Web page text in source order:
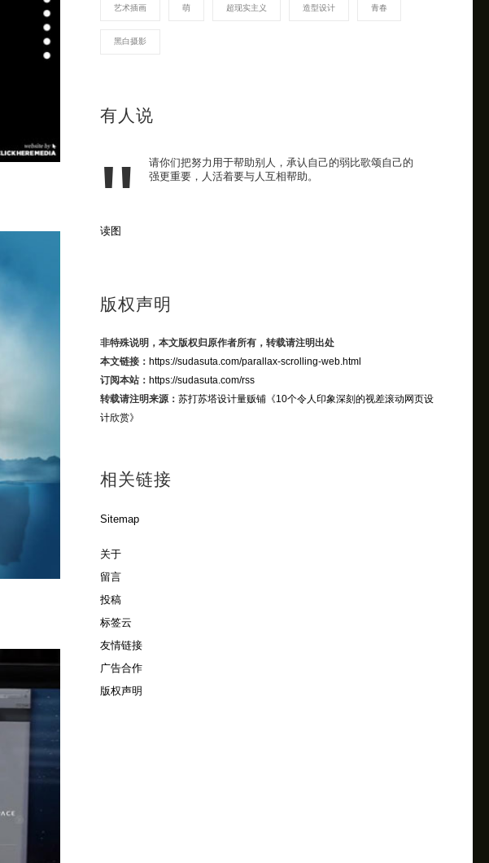
艺术插画 萌 超现实主义 造型设计 青春
黑白摄影
有人说
请你们把努力用于帮助别人，承认自己的弱比歌颂自己的
强更重要，人活着要与人互相帮助。
读图
版权声明
非特殊说明，本文版权归原作者所有，转载请注明出处
本文链接： https://sudasuta.com/parallax-scrolling-web.html
订阅本站： https://sudasuta.com/rss
转载请注明来源： 苏打苏塔设计量贩铺《10个令人印象深刻的视差滚动网页设
计欣赏》
相关链接
Sitemap
关于
留言
投稿
标签云
友情链接
广告合作
版权声明